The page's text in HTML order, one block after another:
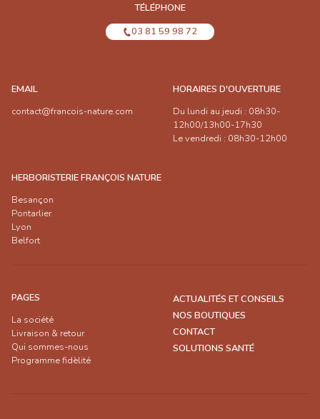
TÉLÉPHONE
03 81 59 98 72
EMAIL
contact@francois-nature.com
HORAIRES D'OUVERTURE
Du lundi au jeudi : 08h30-
12h00/13h00-17h30
Le vendredi : 08h30-12h00
HERBORISTERIE FRANÇOIS NATURE
Besançon
Pontarlier
Lyon
Belfort
PAGES
La société
Livraison & retour
Qui sommes-nous
Programme fidèlité
ACTUALITÉS ET CONSEILS
NOS BOUTIQUES
CONTACT
SOLUTIONS SANTÉ